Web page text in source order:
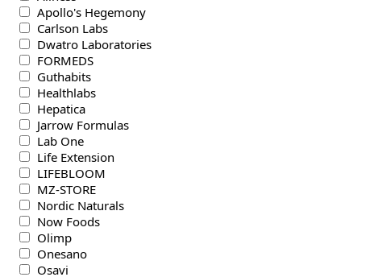
Apollo's Hegemony
Carlson Labs
Dwatro Laboratories
FORMEDS
Guthabits
Healthlabs
Hepatica
Jarrow Formulas
Lab One
Life Extension
LIFEBLOOM
MZ-STORE
Nordic Naturals
Now Foods
Olimp
Onesano
Osavi